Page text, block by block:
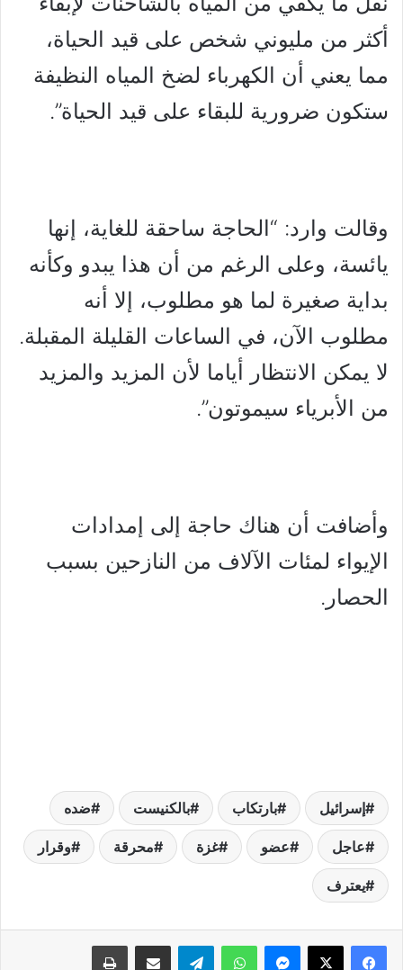
أكثر من مليوني شخص على قيد الحياة،
مما يعني أن الكهرباء لضخ المياه النظيفة
ستكون ضرورية للبقاء على قيد الحياة”.
وقالت وارد: “الحاجة ساحقة للغاية، إنها
يائسة، وعلى الرغم من أن هذا يبدو وكأنه
بداية صغيرة لما هو مطلوب، إلا أنه
مطلوب الآن، في الساعات القليلة المقبلة.
لا يمكن الانتظار أياما لأن المزيد والمزيد
من الأبرياء سيموتون”.
وأضافت أن هناك حاجة إلى إمدادات
الإيواء لمئات الآلاف من النازحين بسبب
الحصار.
إسرائيل بارتكاب بالكنيست ضده
عاجل عضو غزة محرقة وقرار
يعترف
فيسبوك ‫X ماسنجر واتساب تيلقرام مشاركة عبر البريد طباعة